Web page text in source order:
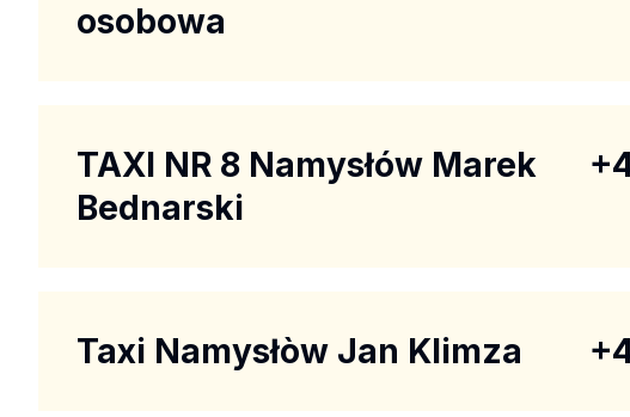
osobowa
TAXI NR 8 Namysłów Marek
Bednarski
Taxi Namysłòw Jan Klimza